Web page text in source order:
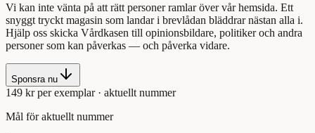
Vi kan inte vänta på att rätt personer ramlar över vår hemsida. Ett
snyggt tryckt magasin som landar i brevlådan bläddrar nästan alla i.
Hjälp oss skicka Vårdkasen till opinionsbildare, politiker och andra
personer som kan påverkas — och påverka vidare.
Sponsra nu
149 kr per exemplar · aktuellt nummer
Mål för aktuellt nummer